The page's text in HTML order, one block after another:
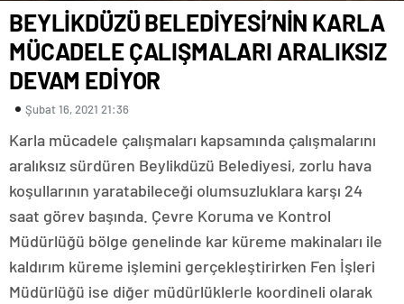
BEYLİKDÜZÜ BELEDİYESİ’NİN KARLA
MÜCADELE ÇALIŞMALARI ARALIKSIZ
DEVAM EDİYOR
Şubat 16, 2021 21:36
Karla mücadele çalışmaları kapsamında çalışmalarını
aralıksız sürdüren Beylikdüzü Belediyesi, zorlu hava
koşullarının yaratabileceği olumsuzluklara karşı 24
saat görev başında. Çevre Koruma ve Kontrol
Müdürlüğü bölge genelinde kar küreme makinaları ile
kaldırım küreme işlemini gerçekleştirirken Fen İşleri
Müdürlüğü ise diğer müdürlüklerle koordineli olarak